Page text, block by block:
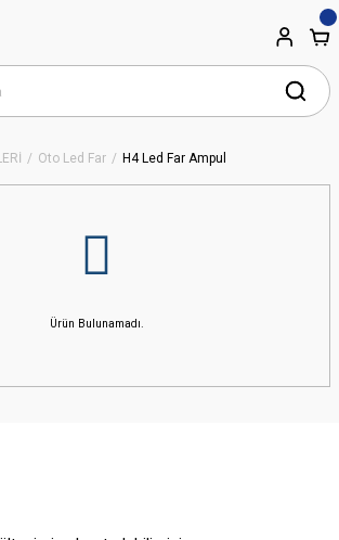
Oto Led Far H4 Led Far Ampul
Ürün Bulunamadı.